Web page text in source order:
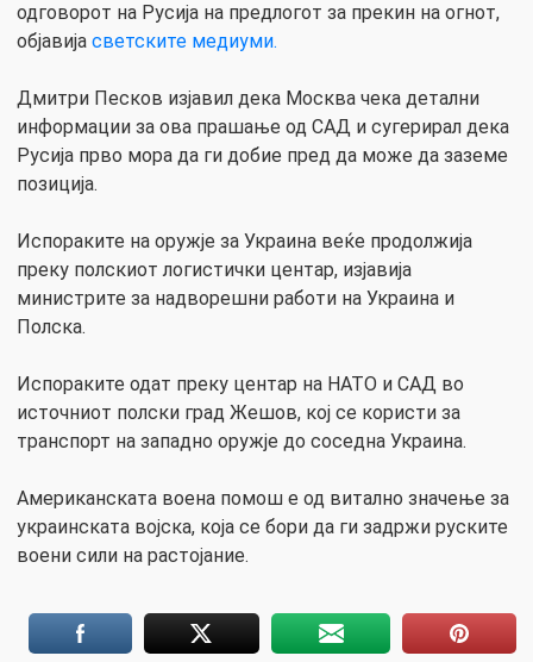
одговорот на Русија на предлогот за прекин на огнот,
објавија светските медиуми.
Дмитри Песков изјавил дека Москва чека детални
информации за ова прашање од САД и сугерирал дека
Русија прво мора да ги добие пред да може да заземе
позиција.
Испораките на оружје за Украина веќе продолжија
преку полскиот логистички центар, изјавија
министрите за надворешни работи на Украина и
Полска.
Испораките одат преку центар на НАТО и САД во
источниот полски град Жешов, кој се користи за
транспорт на западно оружје до соседна Украина.
Американската воена помош е од витално значење за
украинската војска, која се бори да ги задржи руските
воени сили на растојание.